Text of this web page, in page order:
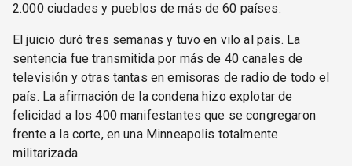
2.000 ciudades y pueblos de más de 60 países.
El juicio duró tres semanas y tuvo en vilo al país. La
sentencia fue transmitida por más de 40 canales de
televisión y otras tantas en emisoras de radio de todo el
país. La afirmación de la condena hizo explotar de
felicidad a los 400 manifestantes que se congregaron
frente a la corte, en una Minneapolis totalmente
militarizada.